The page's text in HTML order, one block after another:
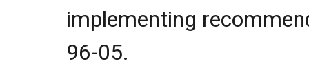
implementing
96-05.